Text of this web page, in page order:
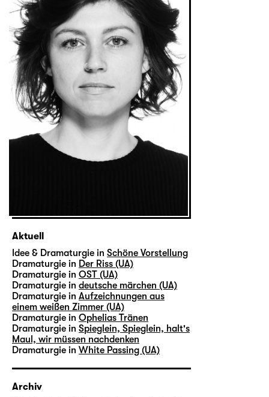
Aktuell
Idee & Dramaturgie in Schöne Vorstellung
Dramaturgie in Der Riss (UA)
Dramaturgie in OST (UA)
Dramaturgie in deutsche märchen (UA)
Dramaturgie in Aufzeichnungen aus
einem weißen Zimmer (UA)
Dramaturgie in Ophelias Tränen
Dramaturgie in Spieglein, Spieglein, halt's
Maul, wir müssen nachdenken
Dramaturgie in White Passing (UA)
Archiv